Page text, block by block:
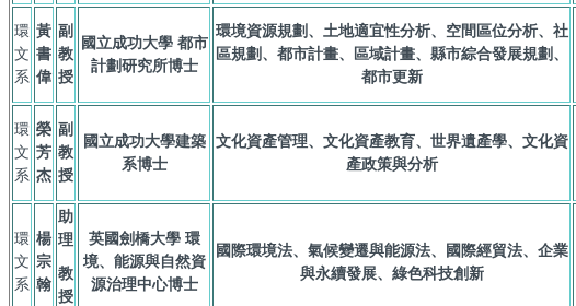
環
文
系
黃
書
偉
副
教
授
國立成功大學 都市
計劃研究所博士
環境資源規劃、土地適宜性分析、空間區位分析、社
區規劃、都市計畫、區域計畫、縣市綜合發展規劃、
都市更新
環
文
系
榮
芳
杰
副
教
授
國立成功大學建築
系博士
文化資產管理、文化資產教育、世界遺產學、文化資
產政策與分析
環
文
系
楊
宗
翰
助
理
教
授
英國劍橋大學 環
境、能源與自然資
源治理中心博士
國際環境法、氣候變遷與能源法、國際經貿法、企業
與永續發展、綠色科技創新